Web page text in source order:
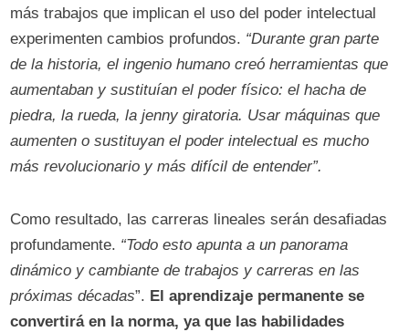
más trabajos que implican el uso del poder intelectual
experimenten cambios profundos. “Durante gran parte
de la historia, el ingenio humano creó herramientas que
aumentaban y sustituían el poder físico: el hacha de
piedra, la rueda, la jenny giratoria. Usar máquinas que
aumenten o sustituyan el poder intelectual es mucho
más revolucionario y más difícil de entender”.
Como resultado, las carreras lineales serán desafiadas
profundamente. “Todo esto apunta a un panorama
dinámico y cambiante de trabajos y carreras en las
próximas décadas”. El aprendizaje permanente se
convertirá en la norma, ya que las habilidades